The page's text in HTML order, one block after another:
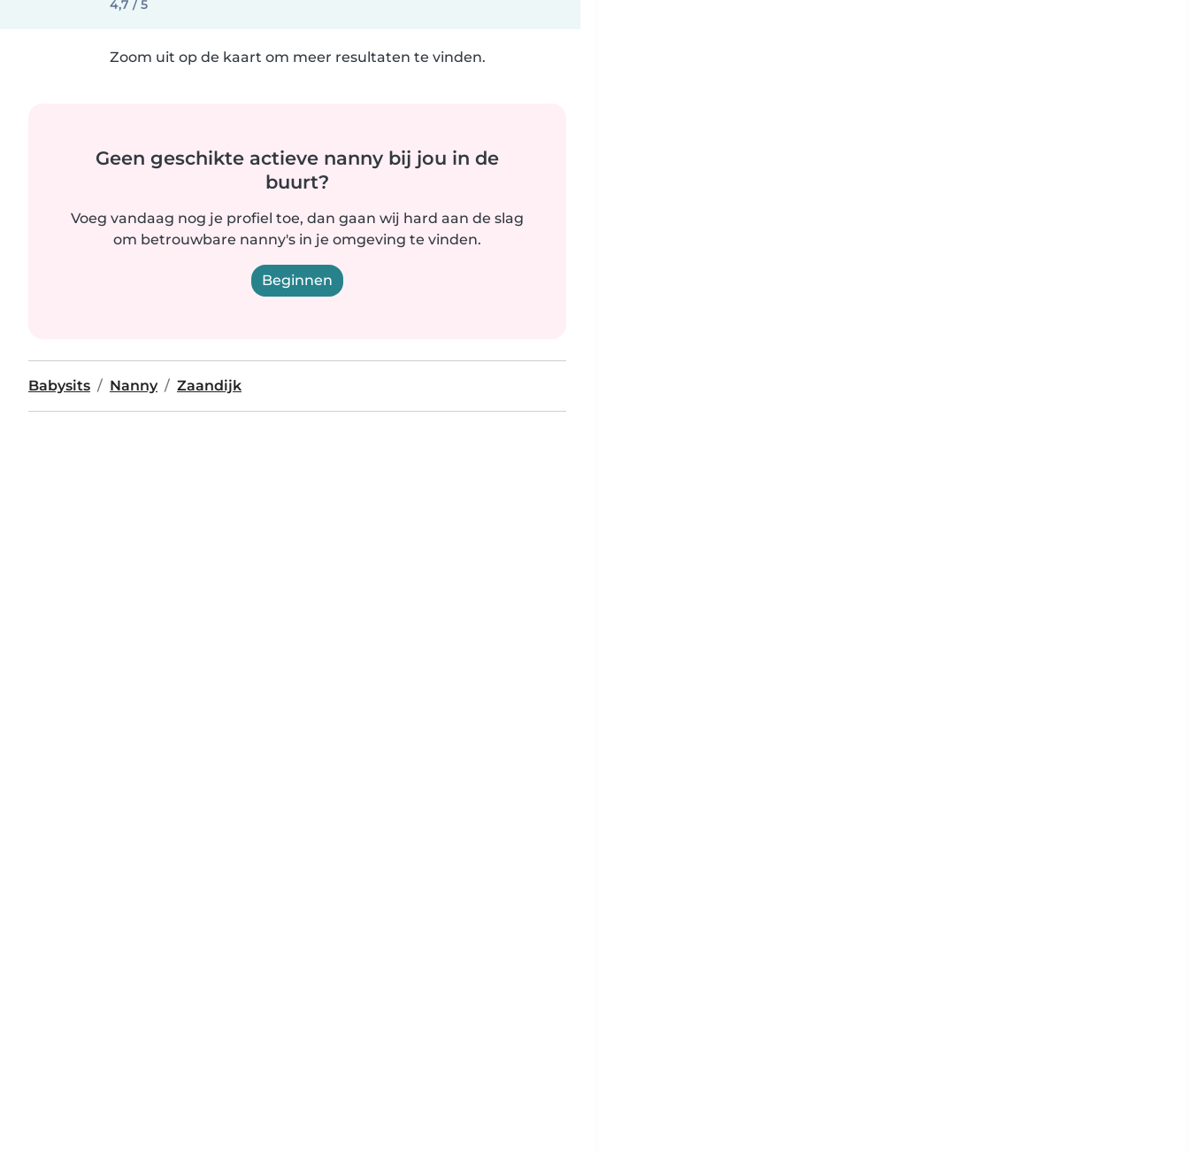
4,7 / 5
Zoom uit op de kaart om meer resultaten te vinden.
Geen geschikte actieve nanny bij jou in de
buurt?
Voeg vandaag nog je profiel toe, dan gaan wij hard aan de slag
om betrouwbare nanny's in je omgeving te vinden.
Beginnen
Babysits Nanny Zaandijk